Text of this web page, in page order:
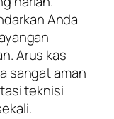
Anda
Arus kas
sangat aman
teknisi